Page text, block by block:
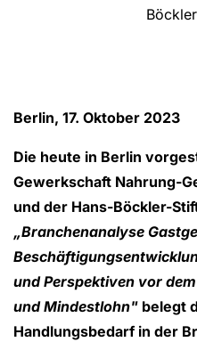
Berlin, 17. Oktober 2023
Die heute in Berlin
Gewerkschaft Nahrung-
und der Hans-Böckler-
„Branchenanalyse
und Perspektiven vor
und Mindestlohn" belegt
Handlungsbedarf in der